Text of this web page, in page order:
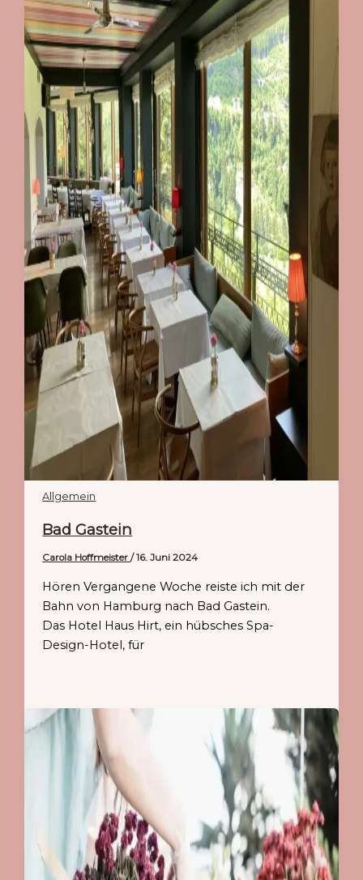
Allgemein
Bad Gastein
Carola Hoffmeister/16. Juni 2024
Hören Vergangene Woche reiste ich mit der
Bahn von Hamburg nach Bad Gastein.
Das Hotel Haus Hirt, ein hübsches Spa-
Design-Hotel, für